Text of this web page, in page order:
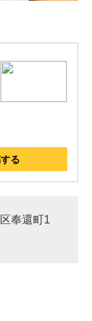
る
奉還町1